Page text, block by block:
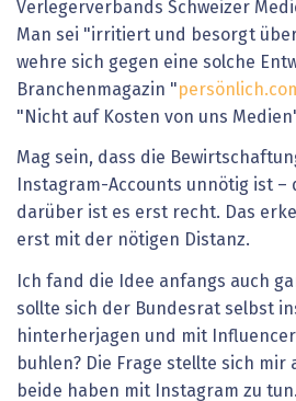
Verlegerverbands Schweizer
Man sei "irritiert und besorgt
wehre sich gegen eine solche
Branchenmagazin "
"Nicht auf Kosten von uns
Mag sein, dass die
Instagram-Accounts unnötig ist –
darüber ist es erst recht. Das
erst mit der nötigen Distanz.
Ich fand die Idee anfangs auch
sollte sich der Bundesrat selbst
hinterherjagen und mit
buhlen? Die Frage stellte sich mir
beide haben mit Instagram zu